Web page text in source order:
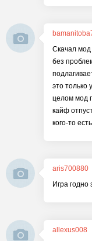
Скачал мод
без
это только
целом мод
кайф
кого-то
aris700880
Игра годно
allexus008